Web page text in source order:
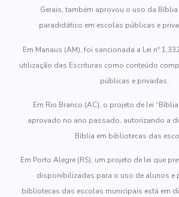
Gerais, também aprovou o uso da
paradidático em escolas públicas e
Em Manaus (AM), foi sancionada a Lei nº
utilização das Escrituras como conteúdo
públicas e privadas.
Em Rio Branco (AC), o projeto de lei
aprovado no ano passado, autorizando a
Bíblia em bibliotecas das
Em Porto Alegre (RS), um projeto de lei que
disponibilizadas para o uso de alunos e
bibliotecas das escolas municipais está em